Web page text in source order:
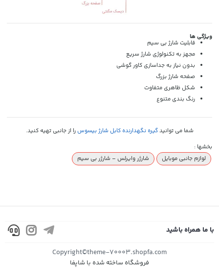
ویژگی ها
قابلیت شارژ بی سیم
مجهز به تکنولوژی شارژ سریع
بدون نیاز به جداسازی کاور گوشی
صفحه شارژ بزرگ
شکل ظاهری متفاوت
رنگ بندی متنوع
شما می توانیدگیره نگهدارنده کابل شارژ بیسوس را از جانبی تهیه کنید.
بخشها :
لوازم جانبی موبایل
شارژر وایرلس – شارژر بی سیم
با ما همراه باشید
Copyright©theme-70003.shopfa.com
فروشگاه ساخته شده با شاپفا